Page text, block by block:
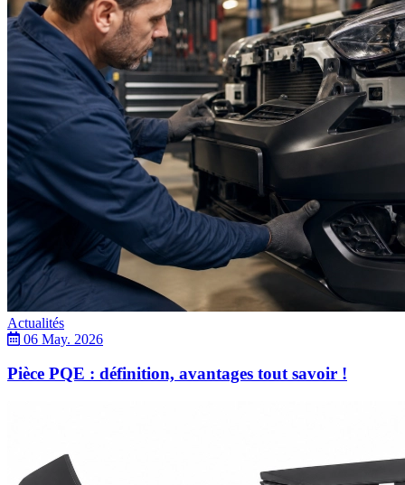
Actualités
06 May. 2026
Pièce PQE : définition, avantages tout savoir !